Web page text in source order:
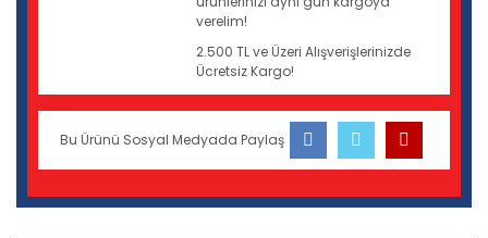
verelim!
2.500 TL ve Üzeri Alışverişlerinizde
Ücretsiz Kargo!
Bu Ürünü Sosyal Medyada Paylaş